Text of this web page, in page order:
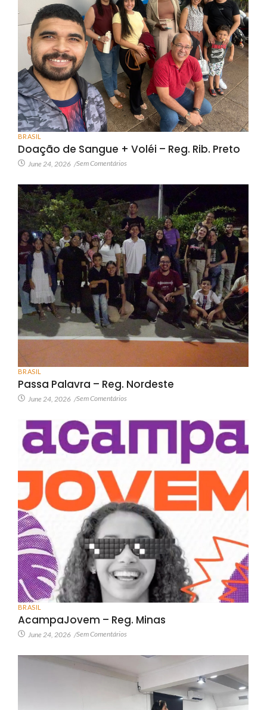
BRASIL
Doação de Sangue + Voléi – Reg. Rib. Preto
June 24, 2026 /Sem Comentários
BRASIL
Passa Palavra – Reg. Nordeste
June 24, 2026 /Sem Comentários
BRASIL
AcampaJovem – Reg. Minas
June 24, 2026 /Sem Comentários